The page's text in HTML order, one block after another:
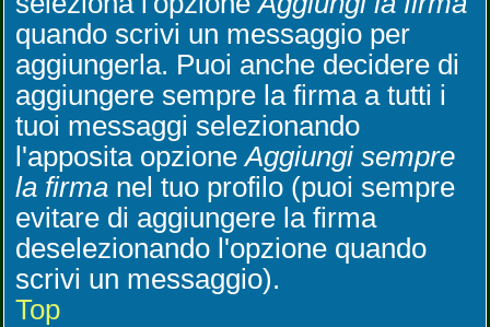
quando scrivi un messaggio per
aggiungerla. Puoi anche decidere di
aggiungere sempre la firma a tutti i
tuoi messaggi selezionando
l'apposita opzioneAggiungi sempre
la firma nel tuo profilo (puoi sempre
evitare di aggiungere la firma
deselezionando l'opzione quando
scrivi un messaggio).
Top